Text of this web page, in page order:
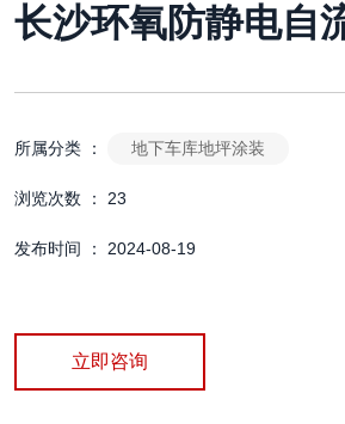
长沙环氧防静电自
所属分类 ： 地下车库地坪涂装
浏览次数 ：23
发布时间 ： 2024-08-19
立即咨询